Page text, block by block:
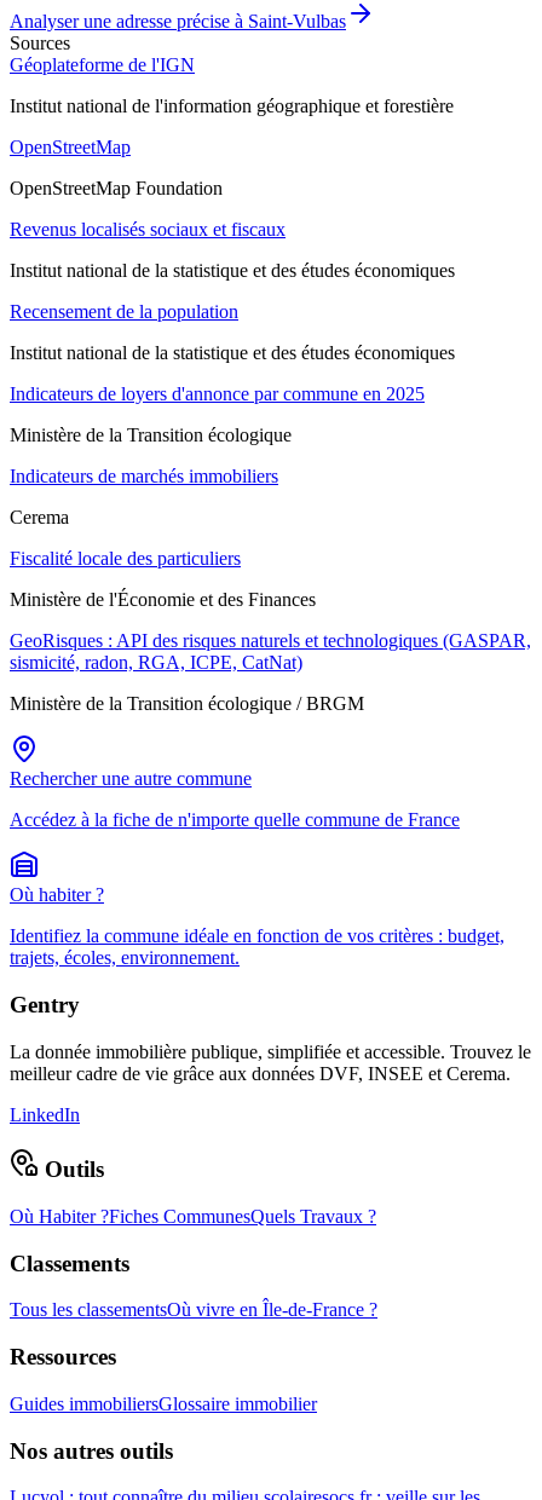
Analyser une adresse précise à Saint-Vulbas
Sources
Géoplateforme de l'IGN
Institut national de l'information géographique et forestière
OpenStreetMap
OpenStreetMap Foundation
Revenus localisés sociaux et fiscaux
Institut national de la statistique et des études économiques
Recensement de la population
Institut national de la statistique et des études économiques
Indicateurs de loyers d'annonce par commune en 2025
Ministère de la Transition écologique
Indicateurs de marchés immobiliers
Cerema
Fiscalité locale des particuliers
Ministère de l'Économie et des Finances
GeoRisques : API des risques naturels et technologiques (GASPAR,
sismicité, radon, RGA, ICPE, CatNat)
Ministère de la Transition écologique / BRGM
Rechercher une autre commune
Accédez à la fiche de n'importe quelle commune de France
Où habiter ?
Identifiez la commune idéale en fonction de vos critères : budget,
trajets, écoles, environnement.
Gentry
La donnée immobilière publique, simplifiée et accessible. Trouvez le
meilleur cadre de vie grâce aux données DVF, INSEE et Cerema.
LinkedIn
Outils
Où Habiter ?Fiches CommunesQuels Travaux ?
Classements
Tous les classementsOù vivre en Île-de-France ?
Ressources
Guides immobiliersGlossaire immobilier
Nos autres outils